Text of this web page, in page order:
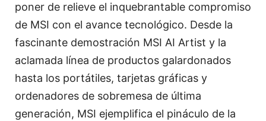
poner de relieve el inquebrantable compromiso
de MSI con el avance tecnológico. Desde la
fascinante demostración MSI AI Artist y la
aclamada línea de productos galardonados
hasta los portátiles, tarjetas gráficas y
ordenadores de sobremesa de última
generación, MSI ejemplifica el pináculo de la